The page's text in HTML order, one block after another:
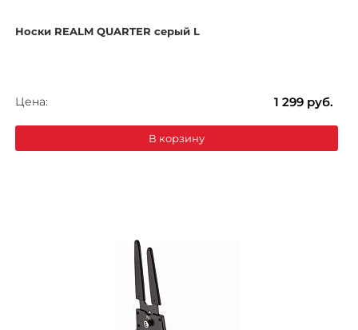
Носки REALM QUARTER серый L
Цена: 1 299 руб.
В корзину